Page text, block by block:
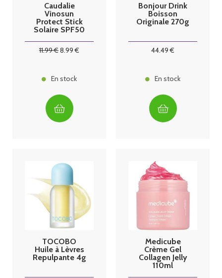
Caudalie
Vinosun
Protect Stick
Solaire SPF50
11.99€8.99 €
En stock
Bonjour Drink
Boisson
Originale 270g
44.49 €
En stock
TOCOBO
Huile à Lèvres
Repulpante 4g
Medicube
Crème Gel
Collagen Jelly
110ml